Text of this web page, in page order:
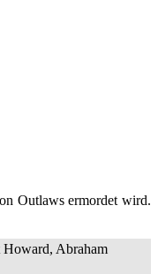
Outlaws ermordet wird.
Abraham